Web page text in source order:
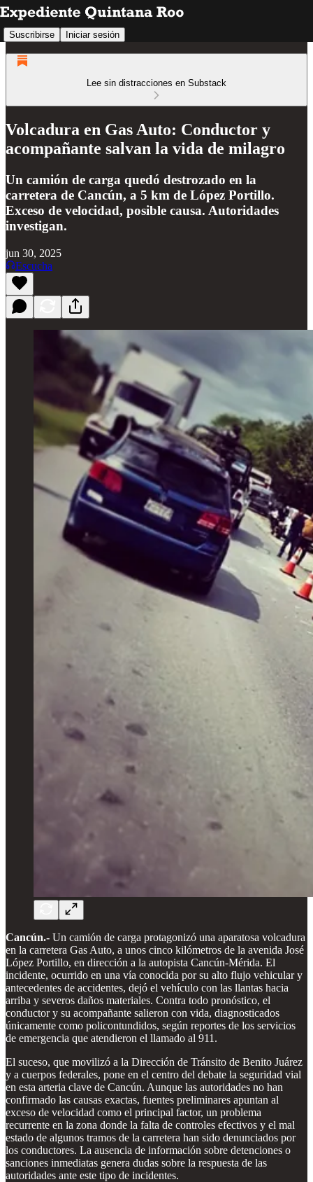
Suscribirse Iniciar sesión
Lee sin distracciones en Substack
Volcadura en Gas Auto: Conductor y
acompañante salvan la vida de milagro
Un camión de carga quedó destrozado en la
carretera de Cancún, a 5 km de López Portillo.
Exceso de velocidad, posible causa. Autoridades
investigan.
jun 30, 2025
Escucha
Cancún.- Un camión de carga protagonizó una aparatosa volcadura
en la carretera Gas Auto, a unos cinco kilómetros de la avenida José
López Portillo, en dirección a la autopista Cancún-Mérida. El
incidente, ocurrido en una vía conocida por su alto flujo vehicular y
antecedentes de accidentes, dejó el vehículo con las llantas hacia
arriba y severos daños materiales. Contra todo pronóstico, el
conductor y su acompañante salieron con vida, diagnosticados
únicamente como policontundidos, según reportes de los servicios
de emergencia que atendieron el llamado al 911.
El suceso, que movilizó a la Dirección de Tránsito de Benito Juárez
y a cuerpos federales, pone en el centro del debate la seguridad vial
en esta arteria clave de Cancún. Aunque las autoridades no han
confirmado las causas exactas, fuentes preliminares apuntan al
exceso de velocidad como el principal factor, un problema
recurrente en la zona donde la falta de controles efectivos y el mal
estado de algunos tramos de la carretera han sido denunciados por
los conductores. La ausencia de información sobre detenciones o
sanciones inmediatas genera dudas sobre la respuesta de las
autoridades ante este tipo de incidentes.